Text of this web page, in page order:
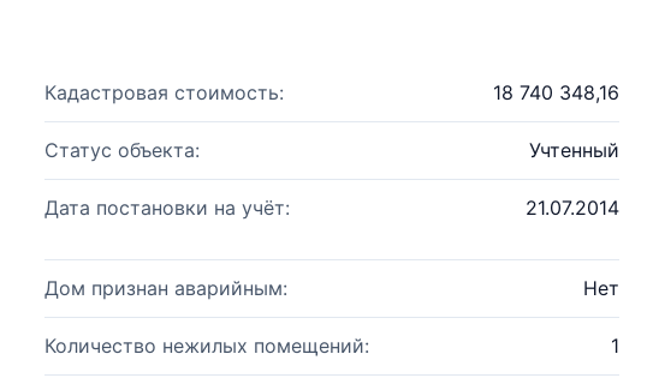
Кадастровая стоимость: 18 740 348,16
Статус объекта: Учтенный
Дата постановки на учёт: 21.07.2014
Дом признан аварийным: Нет
Количество нежилых помещений: 1